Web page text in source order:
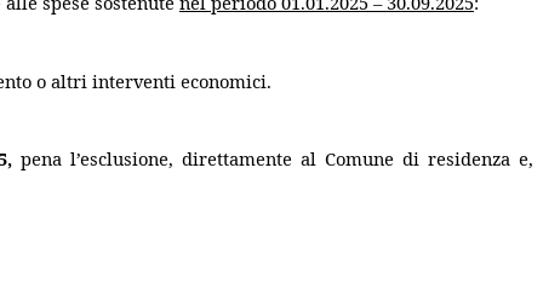
o altri interventi economici.
pena l’esclusione, direttamente al Comune di residenza e,